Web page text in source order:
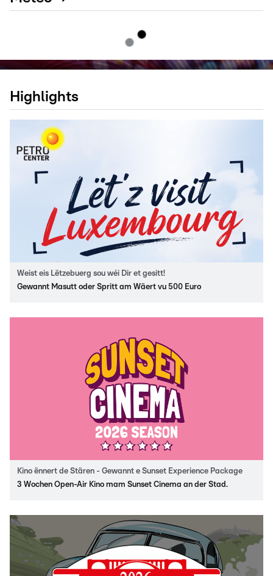
Highlights
Weist eis Lëtzebuerg sou wéi Dir et gesitt!
Gewannt Masutt oder Spritt am Wäert vu 500 Euro
Kino ënnert de Stären - Gewannt e Sunset Experience Package
3 Wochen Open-Air Kino mam Sunset Cinema an der Stad.